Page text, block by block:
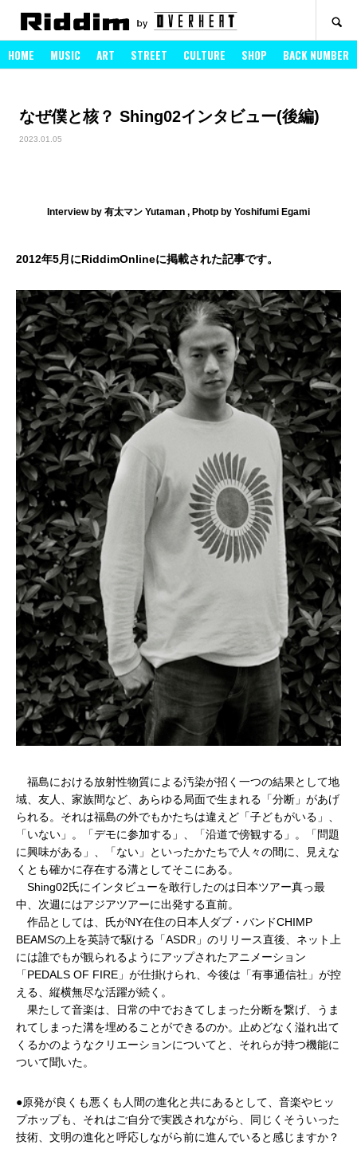
HOME MUSIC ART STREET CULTURE SHOP BACK NUMBER
なぜ僕と核？ Shing02インタビュー(後編)
2023.01.05
Interview by 有太マン Yutaman , Photp by Yoshifumi Egami
2012年5月にRiddimOnlineに掲載された記事です。
福島における放射性物質による汚染が招く一つの結果として地
域、友人、家族間など、あらゆる局面で生まれる「分断」があげ
られる。それは福島の外でもかたちは違えど「子どもがいる」、
「いない」。「デモに参加する」、「沿道で傍観する」。「問題
に興味がある」、「ない」といったかたちで人々の間に、見えな
くとも確かに存在する溝としてそこにある。
Shing02氏にインタビューを敢行したのは日本ツアー真っ最
中、次週にはアジアツアーに出発する直前。
作品としては、氏がNY在住の日本人ダブ・バンドCHIMP
BEAMSの上を英詩で駆ける「ASDR」のリリース直後、ネット上
には誰でもが観られるようにアップされたアニメーション
「PEDALS OF FIRE」が仕掛けられ、今後は「有事通信社」が控
える、縦横無尽な活躍が続く。
果たして音楽は、日常の中でおきてしまった分断を繋げ、うま
れてしまった溝を埋めることができるのか。止めどなく溢れ出て
くるかのようなクリエーションについてと、それらが持つ機能に
ついて聞いた。
●原発が良くも悪くも人間の進化と共にあるとして、音楽やヒッ
プホップも、それはご自分で実践されながら、同じくそういった
技術、文明の進化と呼応しながら前に進んでいると感じますか？